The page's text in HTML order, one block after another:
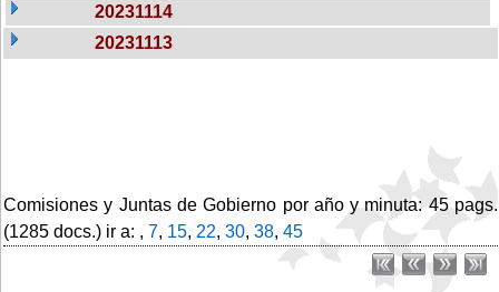
20231114
20231113
Comisiones y Juntas de Gobierno por año y minuta: 45 pags.
(1285 docs.) ir a: , 7, 15, 22, 30, 38, 45